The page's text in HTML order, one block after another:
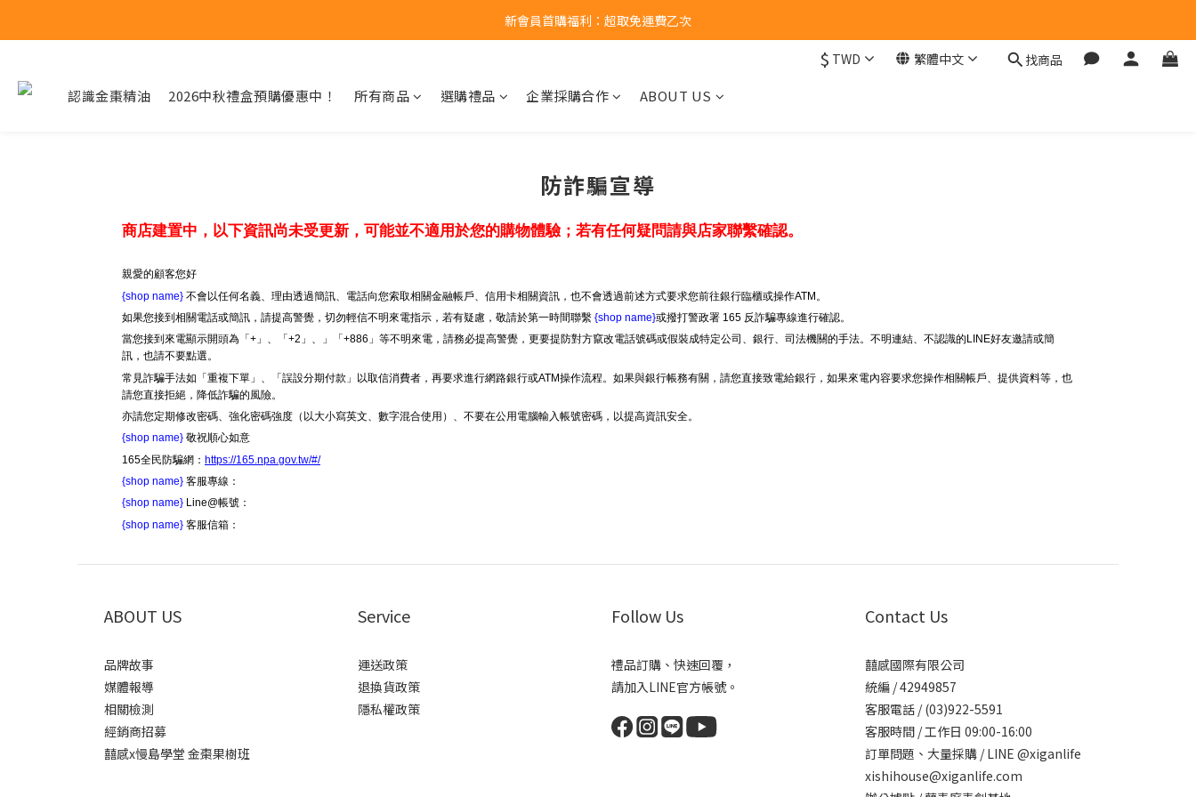
新會員首購福利：超取免運費乙次
新會員首購福利：超取免運費乙次
新會員首購福利：超取免運費乙次
$ TWD 繁體中文 找商品
認識金棗精油 2026中秋禮盒預購優惠中！ 所有商品 選購禮品 企業採購合作 ABOUT US
防詐騙宣導
商店建置中，以下資訊尚未受更新，可能並不適用於您的購物體驗；若有任何疑問請與店家聯繫確認。
親愛的顧客您好
{shop name} 不會以任何名義、理由透過簡訊、電話向您索取相關金融帳戶、信用卡相關資訊，也不會透過前述方式要求您前往銀行臨櫃或操作ATM。
如果您接到相關電話或簡訊，請提高警覺，切勿輕信不明來電指示，若有疑慮，敬請於第一時間聯繫 {shop name}或撥打警政署 165 反詐騙專線進行確認。
當您接到來電顯示開頭為「+」、「+2」、」「+886」等不明來電，請務必提高警覺，更要提防對方竄改電話號碼或假裝成特定公司、銀行、司法機關的手法。不明連結、不認識的LINE好友邀請或簡
訊，也請不要點選。
常見詐騙手法如「重複下單」、「誤設分期付款」以取信消費者，再要求進行網路銀行或ATM操作流程。如果與銀行帳務有關，請您直接致電給銀行，如果來電內容要求您操作相關帳戶、提供資料等，也
請您直接拒絕，降低詐騙的風險。
亦請您定期修改密碼、強化密碼強度（以大小寫英文、數字混合使用）、不要在公用電腦輸入帳號密碼，以提高資訊安全。
{shop name} 敬祝順心如意
165全民防騙網： https://165.npa.gov.tw/#/
{shop name} 客服專線：
{shop name} Line@帳號：
{shop name} 客服信箱：
ABOUT US
品牌故事
媒體報導
相關檢測
經銷商招募
囍感x慢島學堂 金棗果樹班
Service
運送政策
退換貨政策
隱私權政策
Follow Us
禮品訂購、快速回覆，
請加入LINE官方帳號。
Contact Us
囍感國際有限公司
統編 / 42949857
客服電話 / (03)922-5591
客服時間 / 工作日 09:00-16:00
訂單問題、大量採購 / LINE @xiganlife
xishihouse@xiganlife.com